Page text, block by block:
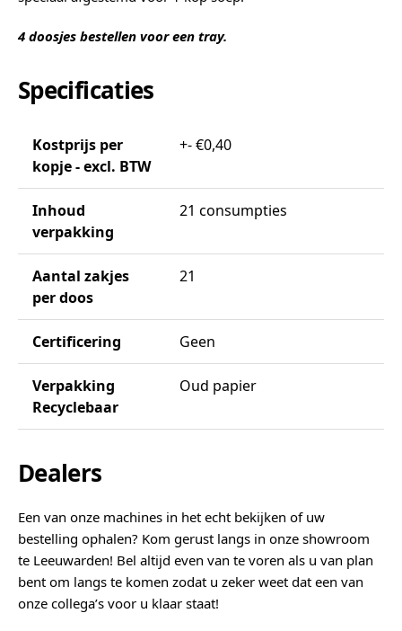
4 doosjes bestellen voor een tray.
Specificaties
Kostprijs per
kopje - excl. BTW
+- €0,40
Inhoud
verpakking
21 consumpties
Aantal zakjes
per doos
21
Certificering Geen
Verpakking
Recyclebaar
Oud papier
Dealers
Een van onze machines in het echt bekijken of uw
bestelling ophalen? Kom gerust langs in onze showroom
te Leeuwarden! Bel altijd even van te voren als u van plan
bent om langs te komen zodat u zeker weet dat een van
onze collega’s voor u klaar staat!